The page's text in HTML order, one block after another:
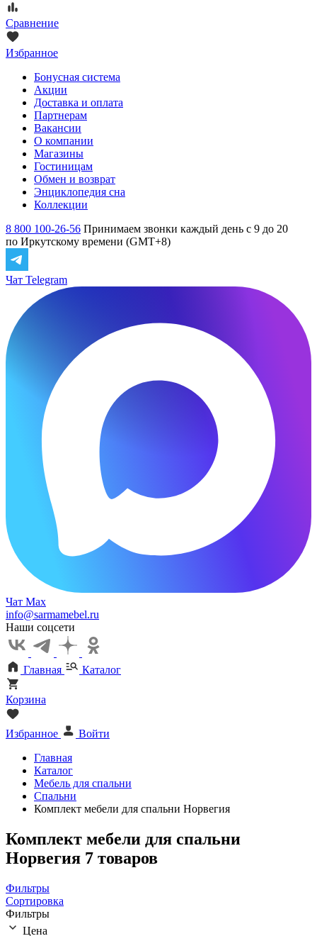
Сравнение
Избранное
Бонусная система
Акции
Доставка и оплата
Партнерам
Вакансии
О компании
Магазины
Гостиницам
Обмен и возврат
Энциклопедия сна
Коллекции
8 800 100-26-56 Принимаем звонки каждый день с 9 до 20
по Иркутскому времени (GMT+8)
Чат Telegram
Чат Max
info@sarmamebel.ru
Наши соцсети
Главная Каталог
Корзина
Избранное
Войти
Главная
Каталог
Мебель для спальни
Спальни
Комплект мебели для спальни Норвегия
Комплект мебели для спальни
Норвегия 7 товаров
Фильтры
Сортировка
Фильтры
Цена